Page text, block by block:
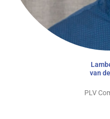
van
PLV